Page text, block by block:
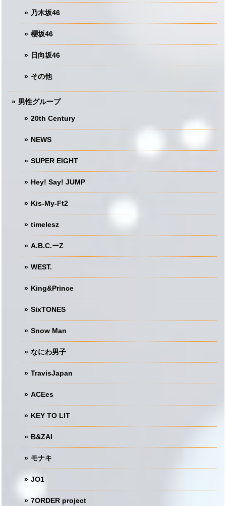
乃木坂46
櫻坂46
日向坂46
その他
男性グループ
20th Century
NEWS
SUPER EIGHT
Hey! Say! JUMP
Kis-My-Ft2
timelesz
A.B.C.ーZ
WEST.
King&Prince
SixTONES
Snow Man
なにわ男子
TravisJapan
ACEes
KEY TO LIT
B&ZAI
モナキ
JO1
7ORDER project